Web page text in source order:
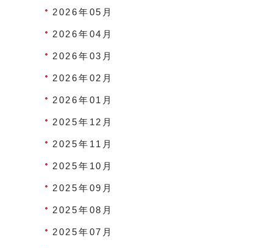
2026年05月
2026年04月
2026年03月
2026年02月
2026年01月
2025年12月
2025年11月
2025年10月
2025年09月
2025年08月
2025年07月